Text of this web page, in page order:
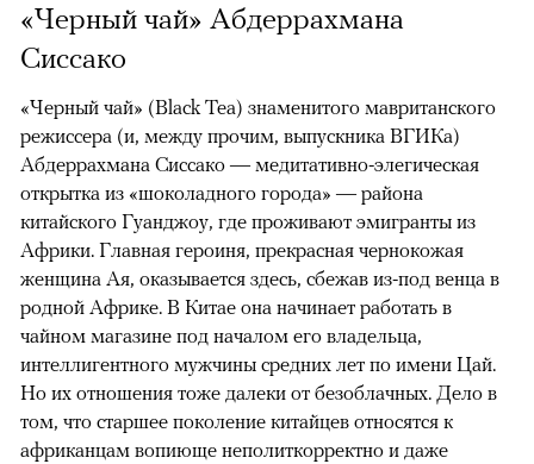
«Черный чай» Абдеррахмана
Сиссако
«Черный чай» (Black Tea) знаменитого мавританского
режиссера (и, между прочим, выпускника ВГИКа)
Абдеррахмана Сиссако — медитативно-элегическая
открытка из «шоколадного города» — района
китайского Гуанджоу, где проживают эмигранты из
Африки. Главная героиня, прекрасная чернокожая
женщина Ая, оказывается здесь, сбежав из-под венца в
родной Африке. В Китае она начинает работать в
чайном магазине под началом его владельца,
интеллигентного мужчины средних лет по имени Цай.
Но их отношения тоже далеки от безоблачных. Дело в
том, что старшее поколение китайцев относятся к
африканцам вопиюще неполиткорректно и даже